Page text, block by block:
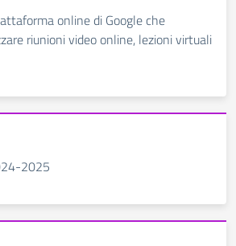
online di Google che
riunioni video online, lezioni virtuali
2025